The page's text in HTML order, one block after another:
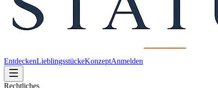
EntdeckenLieblingsstückeKonzeptAnmelden
Rechtliches